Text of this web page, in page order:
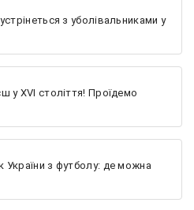
з уболівальниками у
у XVI століття! Проїдемо
України з футболу: де можна